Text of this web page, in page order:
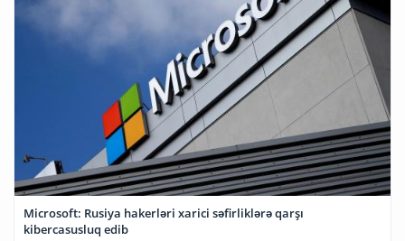
Microsoft: Rusiya hakerləri xarici səfirliklərə qarşı
kibercasusluq edib